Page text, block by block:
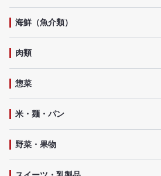
海鮮（魚介類）
肉類
惣菜
米・麺・パン
野菜・果物